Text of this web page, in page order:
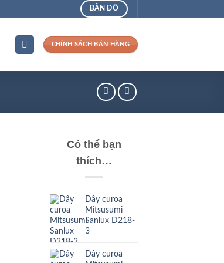
BẢN ĐỒ
CHÍNH SÁCH BÁN HÀNG
Có thể bạn
thích…
Dây curoa
Mitsusumi
Sanlux D218-
3
Dây curoa